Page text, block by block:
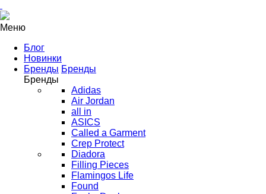
Меню
Блог
Новинки
Бренды Бренды
Бренды
Adidas
Air Jordan
all in
ASICS
Called a Garment
Crep Protect
Diadora
Filling Pieces
Flamingos Life
Found